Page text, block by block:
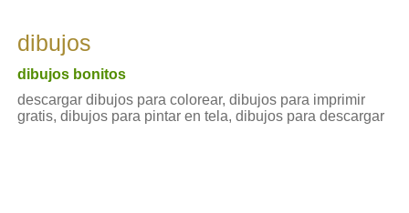
dibujos
dibujos bonitos
descargar dibujos para colorear, dibujos para imprimir
gratis, dibujos para pintar en tela, dibujos para descargar